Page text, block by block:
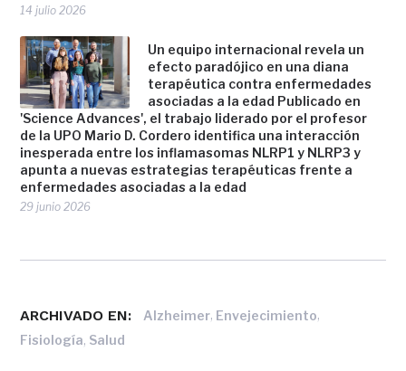
14 julio 2026
Un equipo internacional revela un
efecto paradójico en una diana
terapéutica contra enfermedades
asociadas a la edad Publicado en
'Science Advances', el trabajo liderado por el profesor
de la UPO Mario D. Cordero identifica una interacción
inesperada entre los inflamasomas NLRP1 y NLRP3 y
apunta a nuevas estrategias terapéuticas frente a
enfermedades asociadas a la edad
29 junio 2026
ARCHIVADO EN: Alzheimer, Envejecimiento,
Fisiología, Salud